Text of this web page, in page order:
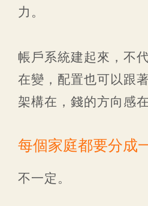
力。
帳戶系統建起來，不
在變，配置也可以跟
架構在，錢的方向感在
每個家庭都要分成
不一定。